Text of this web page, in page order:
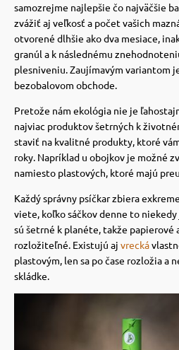
psov
psov
psov
pre psov
a ohlávky
psov
a pelechy
mačky
mačky
mačky
mačky
samozrejme najlepšie čo najväčšie
zvážiť aj veľkosť a počet vašich
otvorené dlhšie ako dva mesiace,
granúl a k následnému
plesniveniu.Zaujímavým variantom
bezobalovom obchode.
Pretože nám ekológia nie je
najviac produktov šetrných k
staviť na kvalitné produkty, ktoré
roky. Napríklad u obojkov je možné
namiesto plastových, ktoré majú
Každý správny psíčkar zbiera
viete, koľko sáčkov denne to niekedy
sú šetrné k planéte, takže papierové
rozložiteľné. Existujú aj vrecká
plastovým, len sa po čase rozložia a
skládke.